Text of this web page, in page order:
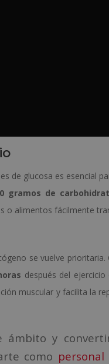
de glucosa es esencial
gramos de
o alimentos fácilmente
se vuelve prioritaria.
después del
muscular y facilita la
ámbito y
como